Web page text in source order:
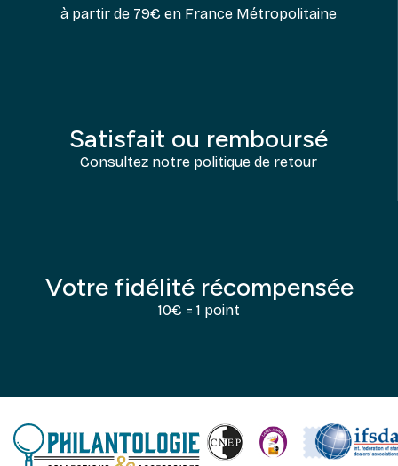
à partir de 79€ en France Métropolitaine
Satisfait ou remboursé
Consultez notre politique de retour
Votre fidélité récompensée
10€ = 1 point